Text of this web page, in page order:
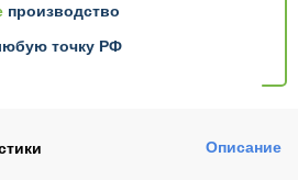
производство
точку РФ
Описание